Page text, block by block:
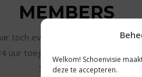
Welkom! Schoenvisie
deze te accepteren.
MEMBERS
toch even rondkijken achter de
uur toegang tot alle plusartikelen
Schoenvisie.nl.